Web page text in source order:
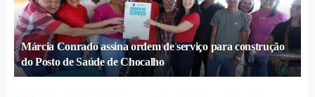
Márcia Conrado assina ordem de serviço para construção
do Posto de Saúde de Chocalho